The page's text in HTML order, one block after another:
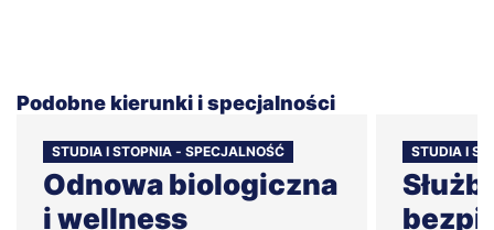
Podobne kierunki i specjalności
STUDIA I STOPNIA - SPECJALNOŚĆ
Odnowa biologiczna
i wellness
STUDIA I